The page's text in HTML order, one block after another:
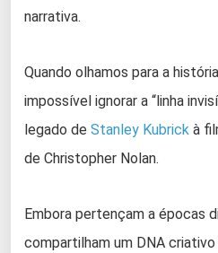
narrativa.
Quando olhamos para a
impossível ignorar a “linha
legado de Stanley Kubrick à
de Christopher Nolan.
Embora pertençam a épocas
compartilham um DNA